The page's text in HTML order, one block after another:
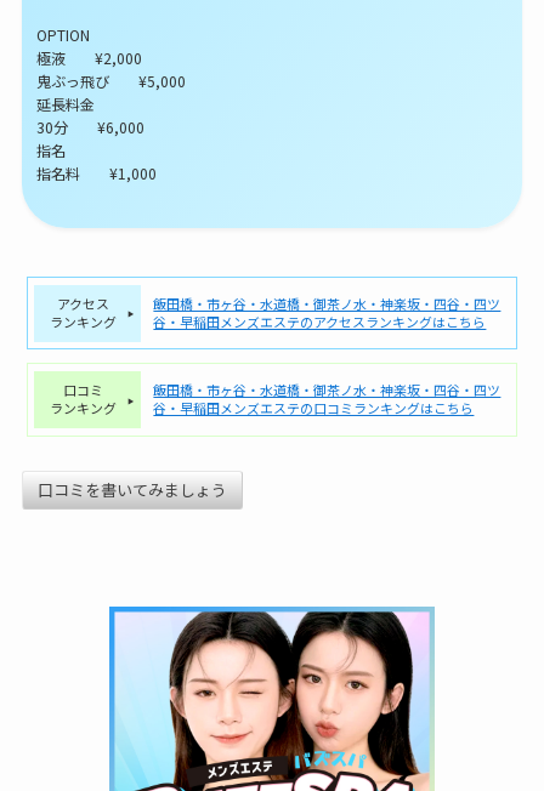
OPTION
極液 ¥2,000
鬼ぶっ飛び ¥5,000
延長料金
30分 ¥6,000
指名
指名料 ¥1,000
アクセス
ランキング
飯田橋・市ヶ谷・水道橋・御茶ノ水・神楽坂・四谷・四ツ
谷・早稲田メンズエステのアクセスランキングはこちら
口コミ
ランキング
飯田橋・市ヶ谷・水道橋・御茶ノ水・神楽坂・四谷・四ツ
谷・早稲田メンズエステの口コミランキングはこちら
口コミを書いてみましょう